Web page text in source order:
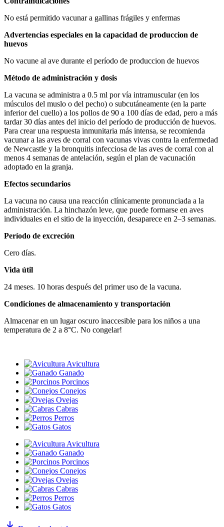
No está permitido vacunar a gallinas frágiles y enfermas
Advertencias especiales en la capacidad de produccion de
huevos
No vacune al ave durante el período de produccion de huevos
Método de administración y dosis
La vacuna se administra a 0.5 ml por vía intramuscular (en los
músculos del muslo o del pecho) o subcutáneamente (en la parte
inferior del cuello) a los pollos de 90 a 100 días de edad, pero a más
tardar 30 días antes del inicio del período de producción de huevos.
Para crear una respuesta inmunitaria más intensa, se recomienda
vacunar a las aves de corral con vacunas vivas contra la enfermedad
de Newcastle y la bronquitis infecciosa de las aves de corral con al
menos 4 semanas de antelación, según el plan de vacunación
adoptado en la granja.
Efectos secundarios
La vacuna no causa una reacción clínicamente pronunciada a la
administración. La hinchazón leve, que puede formarse en aves
individuales en el sitio de la inyección, desaparece en 2–3 semanas.
Período de excreción
Cero días.
Vida útil
24 meses. 10 horas después del primer uso de la vacuna.
Condiciones de almacenamiento y transportación
Almacenar en un lugar oscuro inaccesible para los niños a una
temperatura de 2 a 8°C. No congelar!
Avicultura
Ganado
Porcinos
Conejos
Ovejas
Cabras
Perros
Gatos
Avicultura
Ganado
Porcinos
Conejos
Ovejas
Cabras
Perros
Gatos